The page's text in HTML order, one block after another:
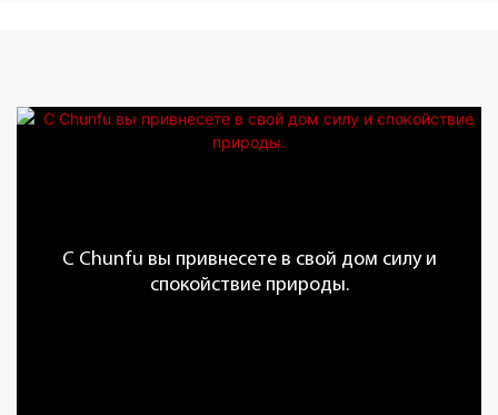
С Chunfu вы привнесете в свой дом силу и
спокойствие природы.